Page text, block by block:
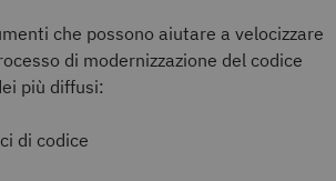
che possono aiutare a velocizzare
di modernizzazione del codice
più diffusi:
di codice